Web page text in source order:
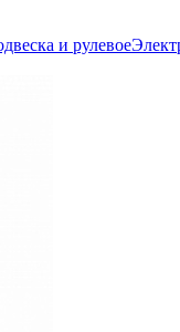
и рулевое